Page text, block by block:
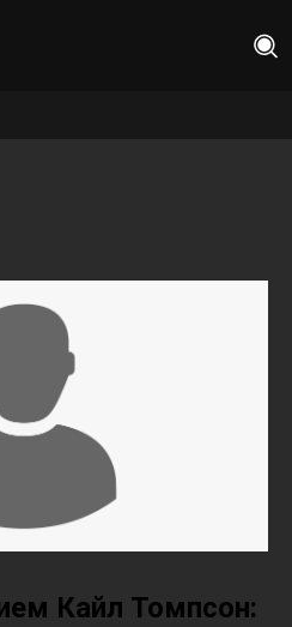
Кайл Томпсон: